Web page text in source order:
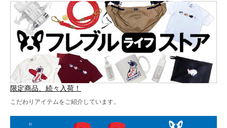
ど、内容盛りだくさんでお送りしていますので、最後まで
お見逃しなく！
限定商品、続々入荷！
こだわりアイテムをご紹介しています。